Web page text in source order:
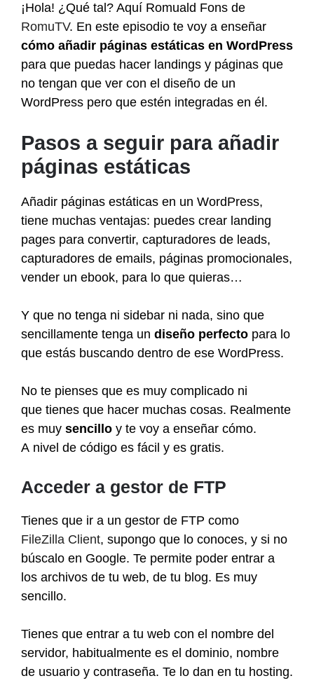
¡Hola! ¿Qué tal? Aquí Romuald Fons de
RomuTV. En este episodio te voy a enseñar
cómo añadir páginas estáticas en WordPress
para que puedas hacer landings y páginas que
no tengan que ver con el diseño de un
WordPress pero que estén integradas en él.
Pasos a seguir para añadir
páginas estáticas
Añadir páginas estáticas en un WordPress,
tiene muchas ventajas: puedes crear landing
pages para convertir, capturadores de leads,
capturadores de emails, páginas promocionales,
vender un ebook, para lo que quieras…
Y que no tenga ni sidebar ni nada, sino que
sencillamente tenga un diseño perfecto para lo
que estás buscando dentro de ese WordPress.
No te pienses que es muy complicado ni
que tienes que hacer muchas cosas. Realmente
es muy sencillo y te voy a enseñar cómo.
A nivel de código es fácil y es gratis.
Acceder a gestor de FTP
Tienes que ir a un gestor de FTP como
FileZilla Client, supongo que lo conoces, y si no
búscalo en Google. Te permite poder entrar a
los archivos de tu web, de tu blog. Es muy
sencillo.
Tienes que entrar a tu web con el nombre del
servidor, habitualmente es el dominio, nombre
de usuario y contraseña. Te lo dan en tu hosting.